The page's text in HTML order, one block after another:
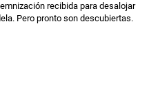
recibida para desalojar
Pero pronto son descubiertas.